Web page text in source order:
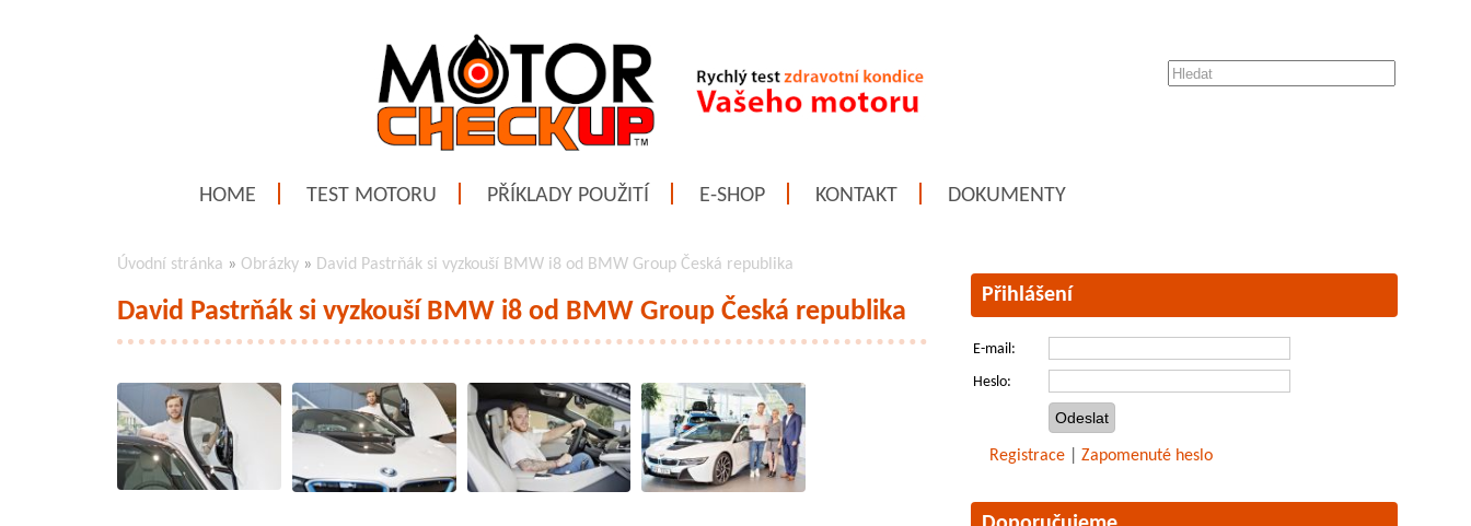
HOME TEST MOTORU PŘÍKLADY POUŽITÍ E-SHOP KONTAKT DOKUMENTY
Úvodní stránka » Obrázky » David Pastrňák si vyzkouší BMW i8 od BMW Group Česká republika
David Pastrňák si vyzkouší BMW i8 od BMW Group Česká republika
Přihlášení
E-mail:
Heslo:
Registrace Zapomenuté heslo